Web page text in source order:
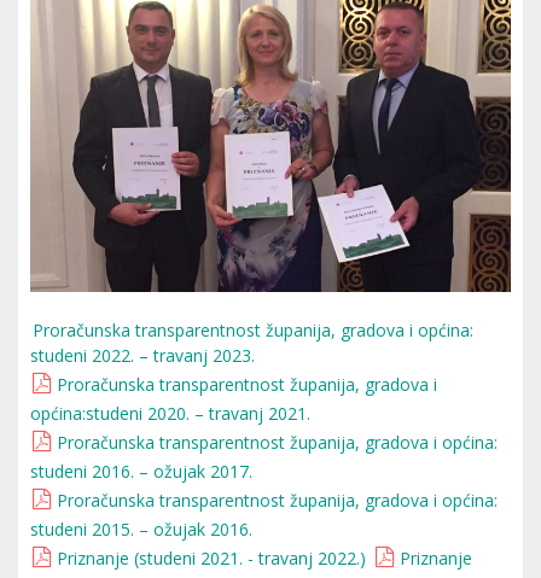
Proračunska transparentnost županija, gradova i općina:
studeni 2022. – travanj 2023.
Proračunska transparentnost županija, gradova i
općina:studeni 2020. – travanj 2021.
Proračunska transparentnost županija, gradova i općina:
studeni 2016. – ožujak 2017.
Proračunska transparentnost županija, gradova i općina:
studeni 2015. – ožujak 2016.
Priznanje (studeni 2021. - travanj 2022.)
Priznanje